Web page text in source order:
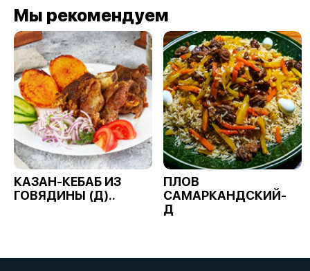
Мы рекомендуем
КАЗАН-КЕБАБ ИЗ
ГОВЯДИНЫ (Д)..
ПЛОВ
САМАРКАНДСКИЙ-
Д